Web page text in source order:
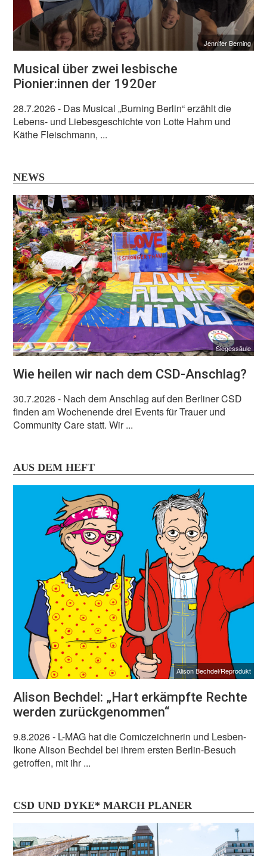
Jennifer Berning
Musical über zwei lesbische
Pionier:innen der 1920er
28.7.2026- Das Musical „Burning Berlin“ erzählt die
Lebens- und Liebesgeschichte von Lotte Hahm und
Käthe Fleischmann, ...
NEWS
Siegessäule
Wie heilen wir nach dem CSD-Anschlag?
30.7.2026- Nach dem Anschlag auf den Berliner CSD
finden am Wochenende drei Events für Trauer und
Community Care statt. Wir ...
AUS DEM HEFT
Alison Bechdel/Reprodukt
Alison Bechdel: „Hart erkämpfte Rechte
werden zurückgenommen“
9.8.2026- L-MAG hat die Comiczeichnerin und Lesben-
Ikone Alison Bechdel bei ihrem ersten Berlin-Besuch
getroffen, mit ihr ...
CSD UND DYKE* MARCH PLANER